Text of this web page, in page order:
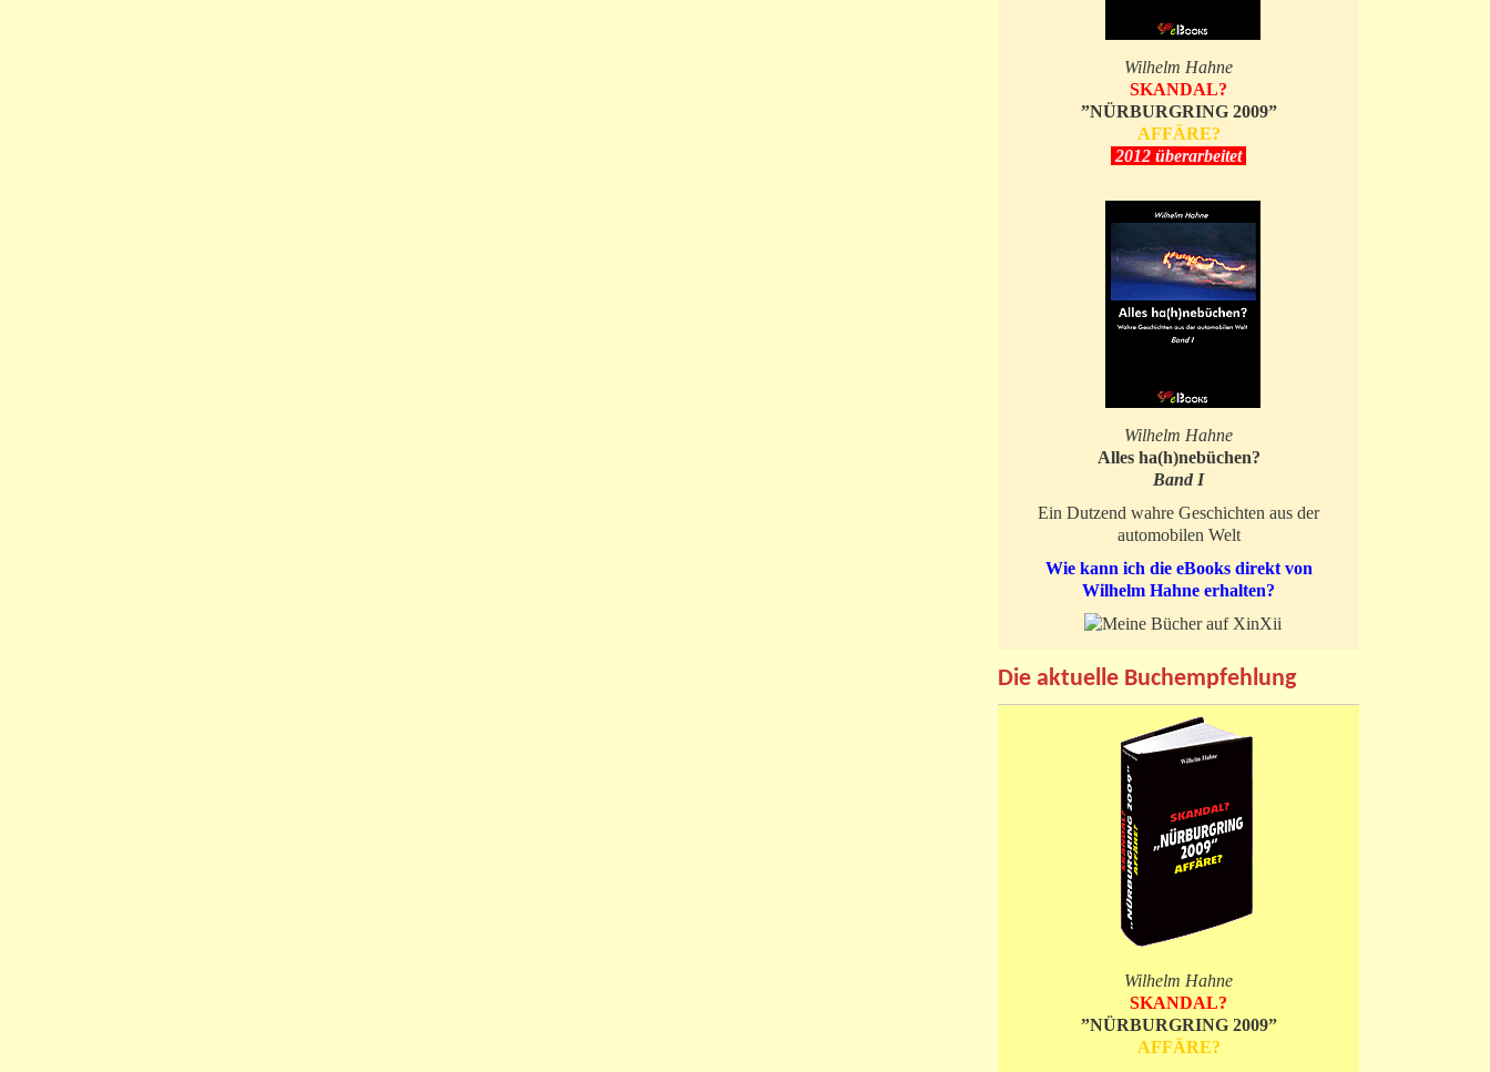
Wilhelm Hahne
SKANDAL?
”NÜRBURGRING 2009”
AFFÄRE?
2012 überarbeitet
Wilhelm Hahne
Alles ha(h)nebüchen?
Band I
Ein Dutzend wahre Geschichten aus der
automobilen Welt
Wie kann ich die eBooks direkt von
Wilhelm Hahne erhalten?
Die aktuelle Buchempfehlung
Wilhelm Hahne
SKANDAL?
”NÜRBURGRING 2009”
AFFÄRE?